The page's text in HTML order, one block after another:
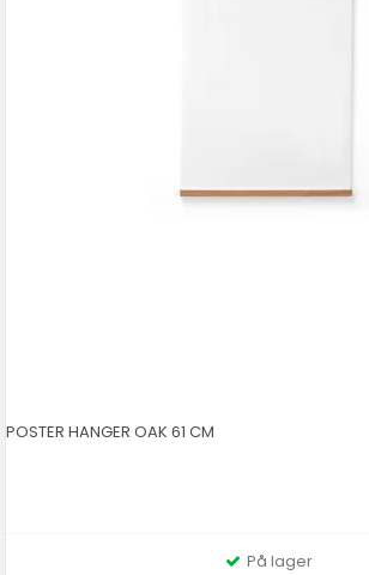
POSTER HANGER OAK 61 CM
På lager